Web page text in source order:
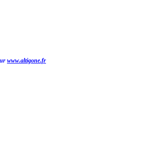
www.altigone.fr